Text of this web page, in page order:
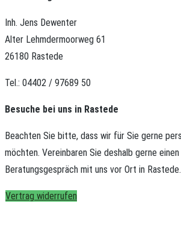
Inh. Jens Dewenter
Alter Lehmdermoorweg 61
26180 Rastede
Tel.: 04402 / 97689 50
Besuche bei uns in Rastede
Beachten Sie bitte, dass wir für Sie gerne
möchten. Vereinbaren Sie deshalb gerne
Beratungsgespräch mit uns vor Ort in Rastede.
Vertrag widerrufen